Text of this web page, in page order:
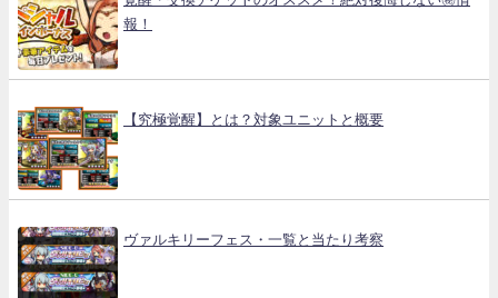
報！
【究極覚醒】とは？対象ユニットと概要
ヴァルキリーフェス・一覧と当たり考察